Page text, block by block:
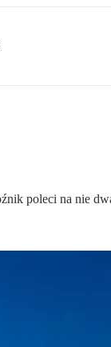
poleci na nie